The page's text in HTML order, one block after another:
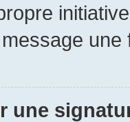
une
une